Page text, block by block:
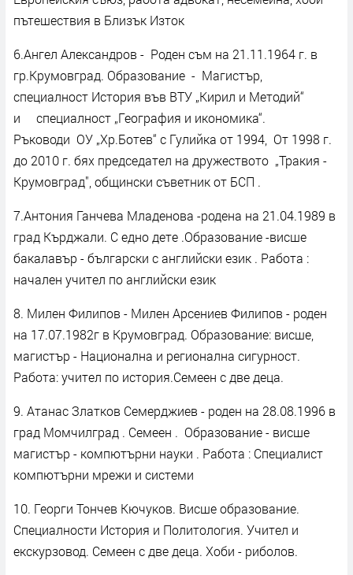
пътешествия в Близък Изток
6.Ангел Александров - Роден съм на 21.11.1964 г. в
гр.Крумовград. Образование - Магистър,
специалност История във ВТУ „Кирил и Методий“
и специалност „География и икономика“.
Ръководи ОУ „Хр.Ботев“ с Гулийка от 1994, От 1998 г.
до 2010 г. бях председател на дружеството „Тракия -
Крумовград", общински съветник от БСП .
7.Антония Ганчева Младенова -родена на 21.04.1989 в
град Кърджали. С едно дете .Образование -висше
бакалавър - български с английски език . Работа :
начален учител по английски език
8. Милен Филипов - Милен Арсениев Филипов - роден
на 17.07.1982г в Крумовград. Образование: висше,
магистър - Национална и регионална сигурност.
Работа: учител по история.Семеен с две деца.
9. Атанас Златков Семерджиев - роден на 28.08.1996 в
град Момчилград . Семеен . Образование - висше
магистър - компютърни науки . Работа : Специалист
компютърни мрежи и системи
10. Георги Тончев Кючуков. Висше образование.
Специалности История и Политология. Учител и
екскурзовод. Семеен с две деца. Хоби - риболов.